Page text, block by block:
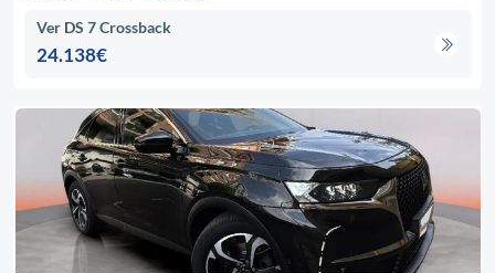
Ver DS 7 Crossback
24.138€